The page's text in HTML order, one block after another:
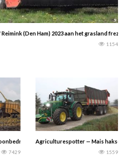
(Den Ham) 2023 aan het grasland frezen met
1154
Oosterhuis | Case IH | JCB | New Holland |
7429
Agriculturespotter — Mais hakselen
1559